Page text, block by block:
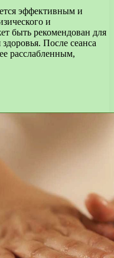
эффективным и
и
быть рекомендован для
После сеанса
расслабленным,